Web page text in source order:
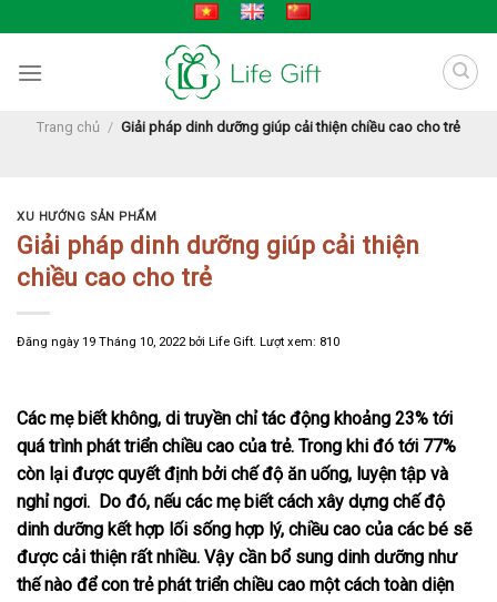
content
Trang chủ / Giải pháp dinh dưỡng giúp cải thiện chiều cao cho trẻ
XU HƯỚNG SẢN PHẨM
Giải pháp dinh dưỡng giúp cải thiện
chiều cao cho trẻ
Đăng ngày 19 Tháng 10, 2022 bởi Life Gift . Lượt xem: 810
Các mẹ biết không, di truyền chỉ tác động khoảng 23% tới
quá trình phát triển chiều cao của trẻ. Trong khi đó tới 77%
còn lại được quyết định bởi chế độ ăn uống, luyện tập và
nghỉ ngơi. Do đó, nếu các mẹ biết cách xây dựng chế độ
dinh dưỡng kết hợp lối sống hợp lý, chiều cao của các bé sẽ
được cải thiện rất nhiều. Vậy cần bổ sung dinh dưỡng như
thế nào để con trẻ phát triển chiều cao một cách toàn diện